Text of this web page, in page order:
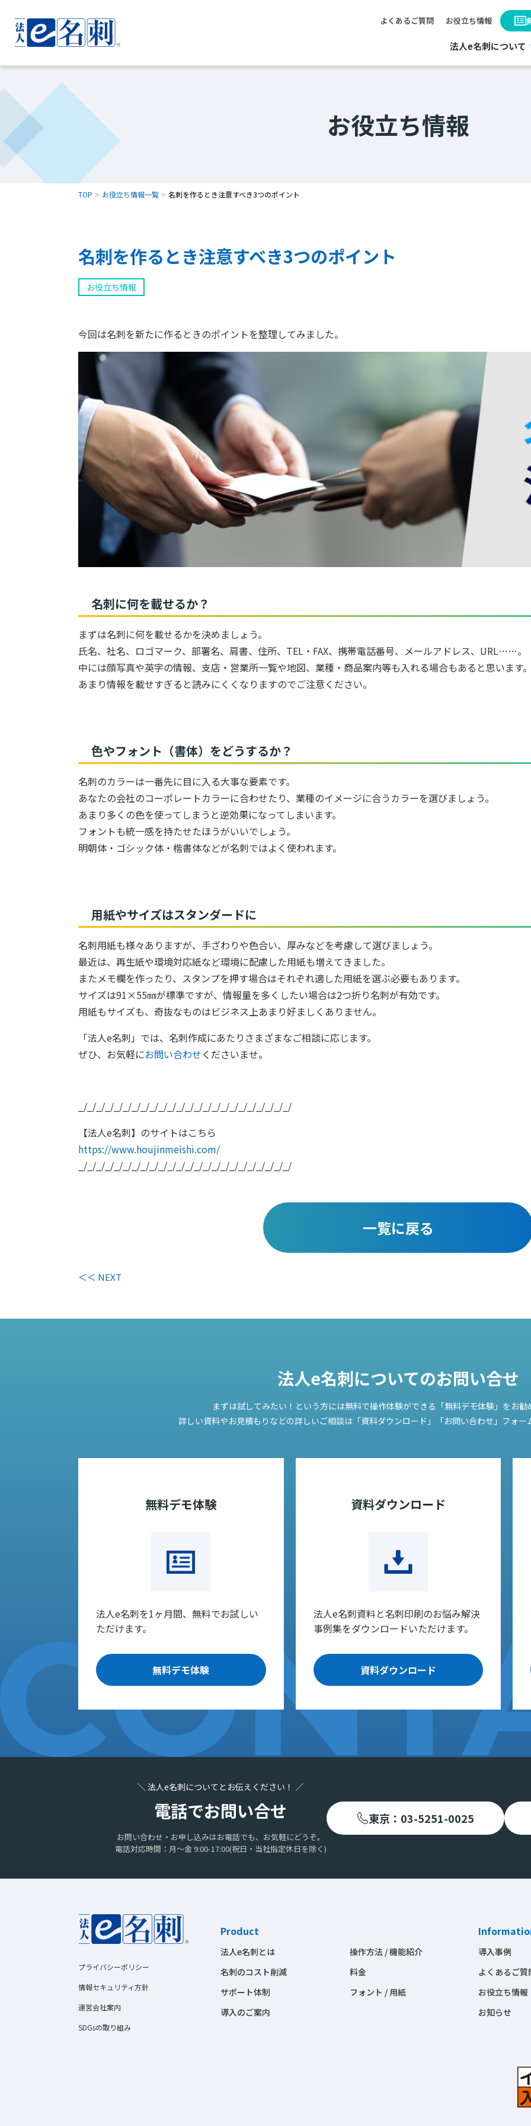
よくあるご質問 お役立ち情報
法人e名刺について
お役立ち情報
TOP お役立ち情報一覧 名刺を作るとき注意すべき3つのポイント
名刺を作るとき注意すべき3つのポイント
お役立ち情報
今回は名刺を新たに作るときのポイントを整理してみました。
名刺に何を載せるか？
まずは名刺に何を載せるかを決めましょう。
氏名、社名、ロゴマーク、部署名、肩書、住所、TEL・FAX、携帯電話番号、メールアドレス、URL……。
中には顔写真や英字の情報、支店・営業所一覧や地図、業種・商品案内等も入れる場合もあると思います
あまり情報を載せすぎると読みにくくなりますのでご注意ください。
色やフォント（書体）をどうするか？
名刺のカラーは一番先に目に入る大事な要素です。
あなたの会社のコーポレートカラーに合わせたり、業種のイメージに合うカラーを選びましょう。
あまり多くの色を使ってしまうと逆効果になってしまいます。
フォントも統一感を持たせたほうがいいでしょう。
明朝体・ゴシック体・楷書体などが名刺ではよく使われます。
用紙やサイズはスタンダードに
名刺用紙も様々ありますが、手ざわりや色合い、厚みなどを考慮して選びましょう。
最近は、再生紙や環境対応紙など環境に配慮した用紙も増えてきました。
またメモ欄を作ったり、スタンプを押す場合はそれぞれ適した用紙を選ぶ必要もあります。
サイズは91×55㎜が標準ですが、情報量を多くしたい場合は2つ折り名刺が有効です。
用紙もサイズも、奇抜なものはビジネス上あまり好ましくありません。
「法人e名刺」では、名刺作成にあたりさまざまなご相談に応じます。
ぜひ、お気軽にお問い合わせくださいませ。
_/_/_/_/_/_/_/_/_/_/_/_/_/_/_/_/_/_/_/_/_/_/_/_/
【法人e名刺】のサイトはこちら
https://www.houjinmeishi.com/
_/_/_/_/_/_/_/_/_/_/_/_/_/_/_/_/_/_/_/_/_/_/_/_/
一覧に戻る
＜＜ NEXT
法人e名刺についてのお問い合せ
まずは試してみたい！という方には無料で操作体験ができる「無料デモ体験」をお勧
詳しい資料やお見積もりなどの詳しいご相談は「資料ダウンロード」「お問い合わせ」フォー
無料デモ体験
法人e名刺を1ヶ月間、無料でお試しい
ただけます。
無料デモ体験
資料ダウンロード
法人e名刺資料と名刺印刷のお悩み解決
事例集をダウンロードいただけます。
資料ダウンロード
＼ 法人e名刺についてとお伝えください！ ／
電話でお問い合せ
お問い合わせ・お申し込みはお電話でも、 お気軽にどうぞ。
電話対応時間：月〜金 9:00-17:00(祝日・当社指定休日を除く)
東京：03-5251-0025
プライバシーポリシー
情報セキュリティ方針
運営会社案内
SDGsの取り組み
Product
法人e名刺とは
名刺のコスト削減
サポート体制
導入のご案内
操作方法 / 機能紹介
料金
フォント / 用紙
導入事例
よくあるご質
お役立ち情報
お知らせ